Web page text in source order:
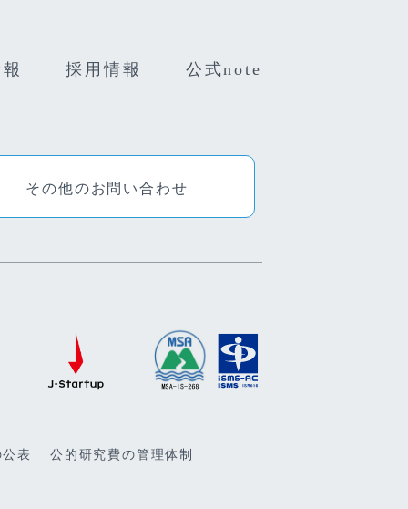
採用情報 公式note
その他のお問い合わせ
表 公的研究費の管理体制